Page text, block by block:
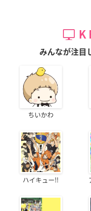
みんなが注目
ちいかわ
ハイキュー!!